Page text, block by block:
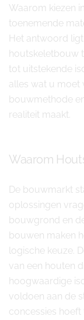
Waarom kiezen
toenemende
Het antwoord
houtskeletbouw
tot uitstekende
alles wat u moet
bouwmethode
realiteit maakt.
Waarom
De bouwmarkt
oplossingen
bouwgrond en
bouwen maken
logische keuze.
van een houten
hoogwaardige
voldoen aan de
concessies